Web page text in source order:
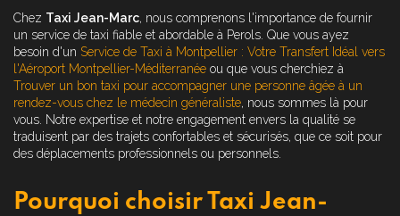
Chez Taxi Jean-Marc, nous comprenons l'importance de fournir
un service de taxi fiable et abordable à Perols. Que vous ayez
besoin d'un Service de Taxi à Montpellier : Votre Transfert Idéal vers
l'Aéroport Montpellier-Méditerranée ou que vous cherchiez à
Trouver un bon taxi pour accompagner une personne âgée à un
rendez-vous chez le médecin généraliste, nous sommes là pour
vous. Notre expertise et notre engagement envers la qualité se
traduisent par des trajets confortables et sécurisés, que ce soit pour
des déplacements professionnels ou personnels.
Pourquoi choisir Taxi Jean-